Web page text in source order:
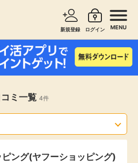
新規登録 ログイン MENU
ショッピングで探す
カー
ミ一覧 4件
ング(ヤフーショッピング)